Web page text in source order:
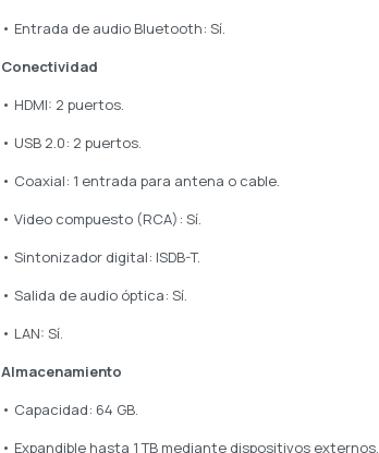
• Entrada de audio Bluetooth: Sí.
Conectividad
• HDMI: 2 puertos.
• USB 2.0: 2 puertos.
• Coaxial: 1 entrada para antena o cable.
• Video compuesto (RCA): Sí.
• Sintonizador digital: ISDB-T.
• Salida de audio óptica: Sí.
• LAN: Sí.
Almacenamiento
• Capacidad: 64 GB.
• Expandible hasta 1 TB mediante dispositivos externos.